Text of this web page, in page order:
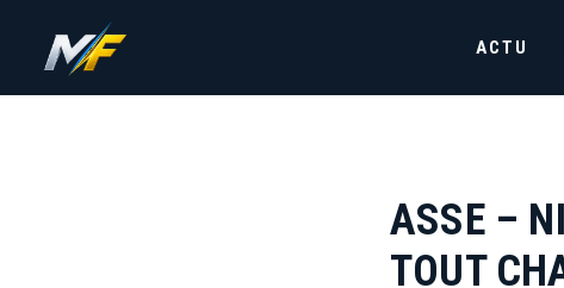
ACTU
ASSE –
TOUT